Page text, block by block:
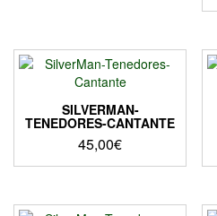
SILVERMAN-
TENEDORES-CANTANTE
45,00€